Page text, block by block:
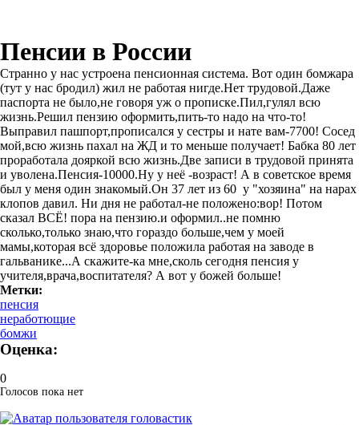
Пенсии в России
Странно у нас устроена пенсионная система. Вот один бомжара
(тут у нас бродил) жил не работая нигде.Нет трудовой.Даже
паспорта не было,не говоря уж о прописке.Пил,гулял всю
жизнь.Решил пензию оформить,пить-то надо на что-то!
Выправил пашпорт,прописался у сестры и нате вам-7700! Сосед
мой,всю жизнь пахал на ЖД и то меньше получает! Бабка 80 лет
проработала дояркой всю жизнь.Две записи в трудовой принята
и уволена.Пенсия-10000.Ну у неё -возраст! А в советское время
был у меня один знакомый.Он 37 лет из 60 у "хозяина" на нарах
клопов давил. Ни дня не работал-не положено:вор! Потом
сказал ВСЁ! пора на пензию.и оформил..не помню
сколько,только знаю,что гораздо больше,чем у моей
мамы,которая всё здоровье положила работая на заводе в
гальванике...А скажите-ка мне,сколь сегодня пенсия у
учителя,врача,воспитателя? А вот у божей больше!
Метки:
пенсия
неработющие
бомжи
Оценка:
0
Голосов пока нет